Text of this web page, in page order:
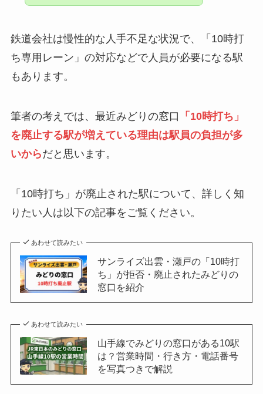
鉄道会社は慢性的な人手不足な状況で、「10時打
ち専用レーン」の対応などで人員が必要になる駅
もあります。
筆者の考えでは、最近みどりの窓口
「10時打ち」
を廃止する駅が増えている理由は駅員の負担が多
いからだと思います。
「10時打ち」が廃止された駅について、詳しく知
りたい人は以下の記事をご覧ください。
あわせて読みたい
サンライズ出雲・瀬戸の「10時打
ち」が拒否・廃止されたみどりの
窓口を紹介
あわせて読みたい
山手線でみどりの窓口がある10駅
は？営業時間・行き方・電話番号
を写真つきで解説